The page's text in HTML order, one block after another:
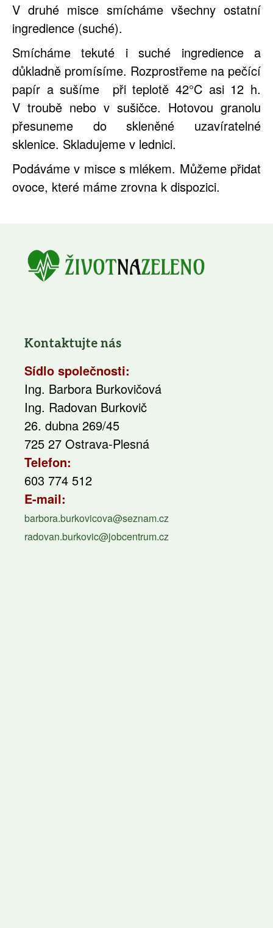
V druhé misce smícháme všechny ostatní
ingredience (suché).
Smícháme tekuté i suché ingredience a
důkladně promísíme. Rozprostřeme na pečící
papír a sušíme při teplotě 42°C asi 12 h.
V troubě nebo v sušičce. Hotovou granolu
přesuneme do skleněné uzavíratelné
sklenice. Skladujeme v lednici.
Podáváme v misce s mlékem. Můžeme přidat
ovoce, které máme zrovna k dispozici.
Kontaktujte nás
Sídlo společnosti:
Ing. Barbora Burkovičová
Ing. Radovan Burkovič
26. dubna 269/45
725 27 Ostrava-Plesná
Telefon:
603 774 512
E-mail:
barbora.burkovicova@seznam.cz
radovan.burkovic@jobcentrum.cz